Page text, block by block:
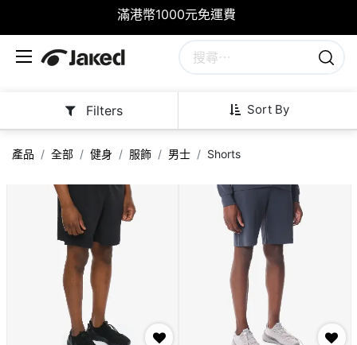
滿港幣1000元免運費
Sort By
Filters
產品 全部 健身 服飾 男士 Shorts